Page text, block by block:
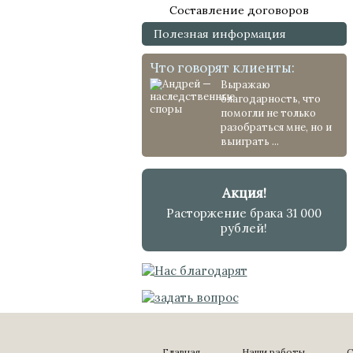
Составление договоров
Полезная информация
Что говорят клиенты:
Выражаю
благодарность, что
помогли не только
разобраться мне, но и
выиграть ...
Акция!
Расторжение брака 31 000
рублей!